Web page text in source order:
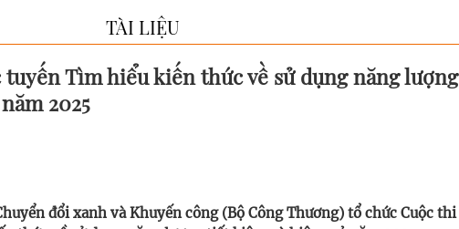
TÀI LIỆU
Tìm hiểu kiến thức về sử dụng năng lượng
2025
đổi xanh và Khuyến công (Bộ Công Thương) tổ chức Cuộc thi